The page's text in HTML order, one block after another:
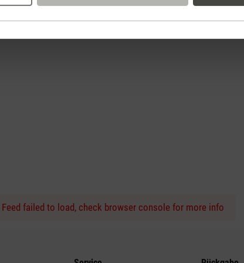
Feed failed to load, check browser console for more info